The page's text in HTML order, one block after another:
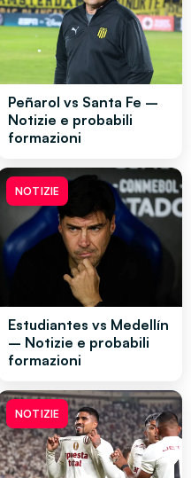
Peñarol vs Santa Fe –
Notizie e probabili
formazioni
NOTIZIE
Estudiantes vs Medellín
– Notizie e probabili
formazioni
NOTIZIE